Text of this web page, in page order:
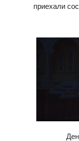
приехали